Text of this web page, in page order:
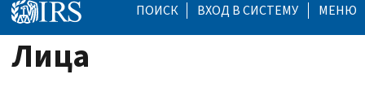
ПОИСК ВХОД В СИСТЕМУ МЕНЮ
Лица